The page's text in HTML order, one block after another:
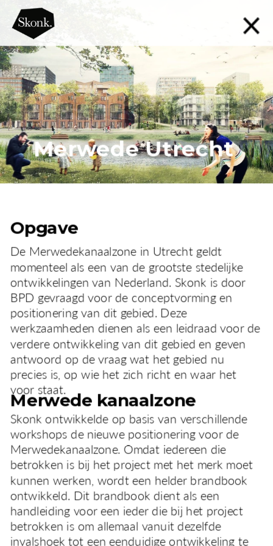
Merwede Utrecht
Opgave
De Merwedekanaalzone in Utrecht geldt
momenteel als een van de grootste stedelijke
ontwikkelingen van Nederland. Skonk is door
BPD gevraagd voor de conceptvorming en
positionering van dit gebied. Deze
werkzaamheden dienen als een leidraad voor de
verdere ontwikkeling van dit gebied en geven
antwoord op de vraag wat het gebied nu
precies is, op wie het zich richt en waar het
voor staat.
Merwede kanaalzone
Skonk ontwikkelde op basis van verschillende
workshops de nieuwe positionering voor de
Merwedekanaalzone. Omdat iedereen die
betrokken is bij het project met het merk moet
kunnen werken, wordt een helder brandbook
ontwikkeld. Dit brandbook dient als een
handleiding voor een ieder die bij het project
betrokken is om allemaal vanuit dezelfde
invalshoek tot een eenduidige ontwikkeling te